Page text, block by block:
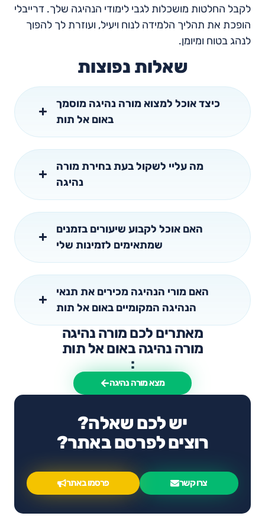
לקבל החלטות מושכלות לגבי לימודי הנהיגה שלך. דרייבלי
הופכת את תהליך הלמידה לנוח ויעיל, ועוזרת לך להפוך
לנהג בטוח ומיומן.
שאלות נפוצות
כיצד אוכל למצוא מורה נהיגה מוסמך
באום אל תות
מה עליי לשקול בעת בחירת מורה
נהיגה
האם אוכל לקבוע שיעורים בזמנים
שמתאימים לזמינות שלי
האם מורי הנהיגה מכירים את תנאי
הנהיגה המקומיים באום אל תות
מאתרים לכם מורה נהיגה
מורה נהיגה באום אל תות
:
מצא מורה נהיגה
יש לכם שאלה?
רוצים לפרסם באתר?
צרו קשר פרסמו באתר